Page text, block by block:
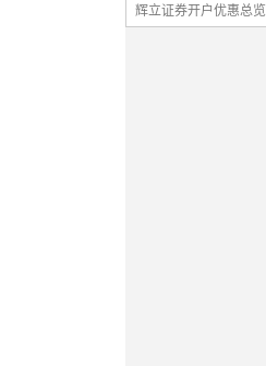
辉立证券开户优惠总览